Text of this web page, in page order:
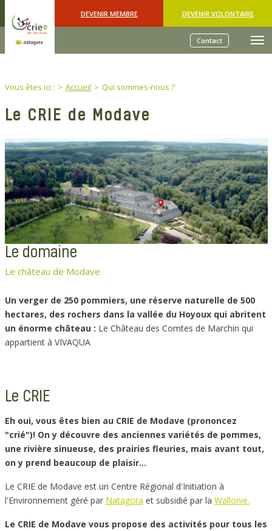
DEVENIR MEMBRE DEVENIR VOLONTAIRE
Contact
You are here:
Vous êtes ici : Accueil Qui sommes-nous ?
Le CRIE de Modave
Le domaine
Le château de Modave
Un verger de 250 pommiers, une réserve naturelle de 500
hectares, des rochers dans la vallée du Hoyoux qui abritent
un énorme château : Le Château des Comtes de Marchin qui
appartient à VIVAQUA
Le CRIE
Eh oui, vous êtes bien au CRIE de Modave (prononcez
"crié")! On y découvre des anciennes variétés de pommes,
une rivière sinueuse, des prairies fleuries, mais avant tout,
on y prend beaucoup de plaisir…
Le CRIE de Modave est un Centre Régional d'Initiation à
l'Environnement géré par Natagora et subsidié par la Wallonie.
Le CRIE de Modave vous propose des activités pour tous les